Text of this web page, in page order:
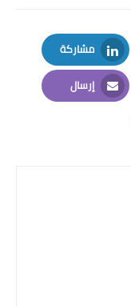
مشاركة
LinkedIn
إرسال
Email